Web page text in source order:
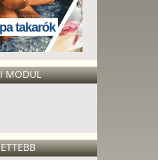
takarók
MODUL